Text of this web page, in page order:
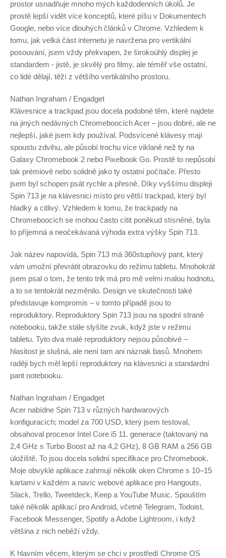
prostor usnadňuje mnoho mých každodenních úkolů. Je
prostě lepší vidět více konceptů, které píšu v Dokumentech
Google, nebo více dlouhých článků v Chrome. Vzhledem k
tomu, jak velká část internetu je navržena pro vertikální
posouvání, jsem vždy překvapen, že širokoúhlý displej je
standardem - jistě, je skvělý pro filmy, ale téměř vše ostatní,
co lidé dělají, těží z většího vertikálního prostoru.
Nathan Ingraham / Engadget
Klávesnice a trackpad jsou docela podobné těm, které najdete
na jiných nedávných Chromeboocích Acer – jsou dobré, ale ne
nejlepší, jaké jsem kdy používal. Podsvícené klávesy mají
spoustu zdvihu, ale působí trochu více viklaně než ty na
Galaxy Chromebook 2 nebo Pixelbook Go. Prostě to nepůsobí
tak prémiově nebo solidně jako ty ostatní počítače. Přesto
jsem byl schopen psát rychle a přesně. Díky vyššímu displeji
Spin 713 je na klávesnici místo pro větší trackpad, který byl
hladký a citlivý. Vzhledem k tomu, že trackpady na
Chromeboocích se mohou často cítit poněkud stísněné, byla
to příjemná a neočekávaná výhoda extra výšky Spin 713.
Jak název napovídá, Spin 713 má 360stupňový pant, který
vám umožní převrátit obrazovku do režimu tabletu. Mnohokrát
jsem psal o tom, že tento trik má pro mě velmi malou hodnotu,
a to se tentokrát nezměnilo. Design ve skutečnosti také
představuje kompromis – v tomto případě jsou to
reproduktory. Reproduktory Spin 713 jsou na spodní straně
notebooku, takže stále slyšíte zvuk, když jste v režimu
tabletu. Tyto dva malé reproduktory nejsou působivé –
hlasitost je slušná, ale není tam ani náznak basů. Mnohem
raději bych měl lepší reproduktory na klávesnici a standardní
pant notebooku.
Nathan Ingraham / Engadget
Acer nabídne Spin 713 v různých hardwarových
konfiguracích; model za 700 USD, který jsem testoval,
obsahoval procesor Intel Core i5 11. generace (taktovaný na
2,4 GHz s Turbo Boost až na 4,2 GHz), 8 GB RAM a 256 GB
úložiště. To jsou docela solidní specifikace pro Chromebook.
Moje obvyklé aplikace zahrnují několik oken Chrome s 10–15
kartami v každém a navíc webové aplikace pro Hangouts,
Slack, Trello, Tweetdeck, Keep a YouTube Music. Spouštím
také několik aplikací pro Android, včetně Telegram, Todoist,
Facebook Messenger, Spotify a Adobe Lightroom, i když
většina z nich neběží vždy.
K hlavním věcem, kterým se chci v prostředí Chrome OS